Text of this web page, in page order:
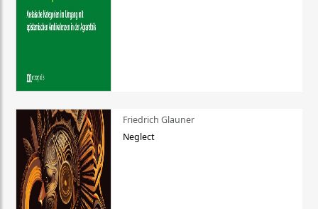
Friedrich Glauner
Neglect